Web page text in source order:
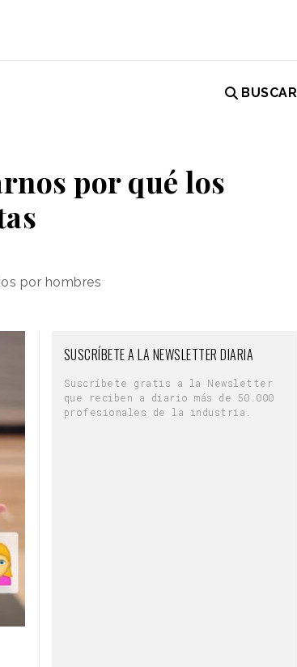
BUSCAR
por qué los
por hombres
SUSCRÍBETE A LA NEWSLETTER DIARIA
Suscríbete gratis a la Newsletter
que reciben a diario más de 50.000
profesionales de la industria.